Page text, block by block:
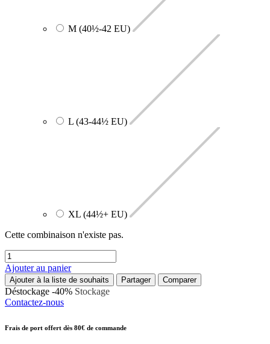
M (40½-42 EU)
L (43-44½ EU)
XL (44½+ EU)
Cette combinaison n'existe pas.
Ajouter au panier
Ajouter à la liste de souhaits Partager Comparer
Déstockage -40% Stockage
Contactez-nous
Frais de port offert dès 80€ de commande